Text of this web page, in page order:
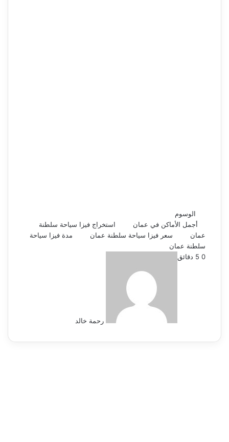
الوسوم
أجمل الأماكن في عمان
استخراج فيزا سياحة سلطنة
عمان
سعر فيزا سياحة سلطنة عمان
مدة فيزا سياحة
سلطنة عمان
رحمة خالد
0